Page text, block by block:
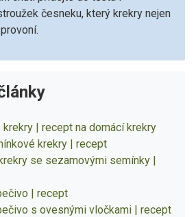
česneku, který krekry nejen
| recept na domácí krekry
krekry | recept
se sezamovými semínky |
| recept
s ovesnými vločkami | recept